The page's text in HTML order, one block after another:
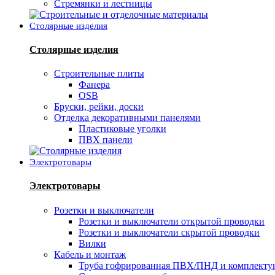
Стремянки и лестницы
Столярные изделия
Столярные изделия
Строительные плиты
Фанера
OSB
Бруски, рейки, доски
Отделка декоративными панелями
Пластиковые уголки
ПВХ панели
Электротовары
Электротовары
Розетки и выключатели
Розетки и выключатели открытой проводки
Розетки и выключатели скрытой проводки
Вилки
Кабель и монтаж
Труба гофрированная ПВХ/ПНД и